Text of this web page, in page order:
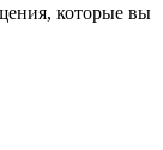
которые вы